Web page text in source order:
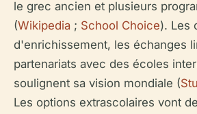
le grec ancien et plusieurs
(Wikipedia ; School Choice). Les
d'enrichissement, les échanges
partenariats avec des écoles
soulignent sa vision mondiale (
Les options extrascolaires vont